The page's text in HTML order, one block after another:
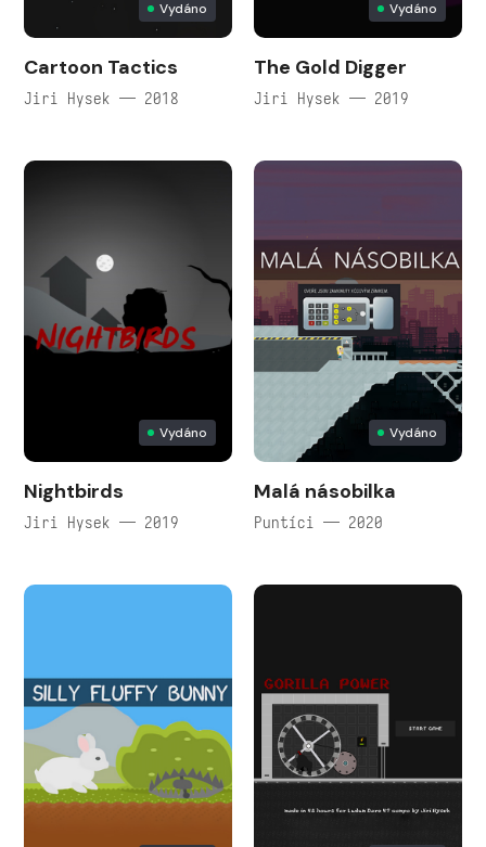
Vydáno
Cartoon Tactics
Jiri Hysek — 2018
Vydáno
The Gold Digger
Jiri Hysek — 2019
Vydáno
Nightbirds
Jiri Hysek — 2019
Vydáno
Malá násobilka
Puntíci — 2020